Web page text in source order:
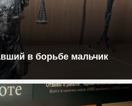
в борьбе мальчик